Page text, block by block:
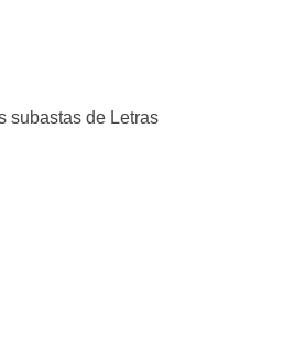
subastas de Letras